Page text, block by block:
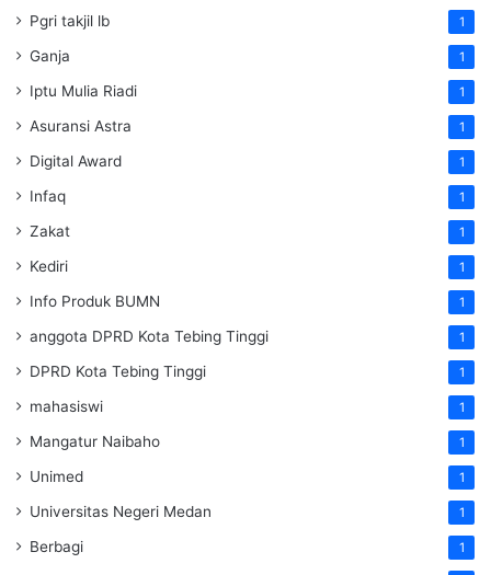
Pgri takjil lb 1
Ganja 1
Iptu Mulia Riadi 1
Asuransi Astra 1
Digital Award 1
Infaq 1
Zakat 1
Kediri 1
Info Produk BUMN 1
anggota DPRD Kota Tebing Tinggi 1
DPRD Kota Tebing Tinggi 1
mahasiswi 1
Mangatur Naibaho 1
Unimed 1
Universitas Negeri Medan 1
Berbagi 1